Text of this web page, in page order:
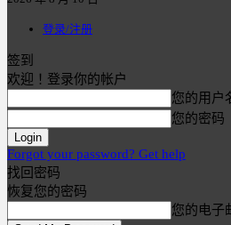
登录/注册
签到
欢迎！登录你的帐户
您的用户
您的密码
Forgot your password? Get help
找回密码
恢复您的密码
您的电子